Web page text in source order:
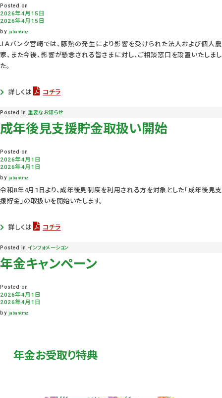
Posted on
2026年4月15日
2026年4月15日
by jabankmz
ＪＡバンク宮崎では、豚熱の発生により影響を受けられた法人および個人農
家、また今後、影響が懸念される皆さまに対し、ご相談窓口を設置いたしまし
た。
詳しくは コチラ
Posted in 重要なお知らせ
成年後見支援貯金取扱い開始
Posted on
2026年4月1日
2026年4月1日
by jabankmz
令和8年4月1日より、成年後見制度を利用される方を対象とした「成年後見支
援貯金」の取扱いを開始いたします。
詳しくは コチラ
Posted inインフォメーション
年金キャンペーン
Posted on
2026年4月1日
2026年4月1日
by jabankmz
年金お受取り特典